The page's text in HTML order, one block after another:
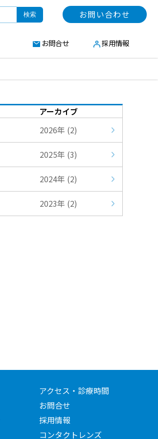
検索 お問い合わせ
お問合せ 採用情報
アーカイブ
2026年 (2)
2025年 (3)
2024年 (2)
2023年 (2)
アクセス・診療時間
お問合せ
採用情報
コンタクトレンズ